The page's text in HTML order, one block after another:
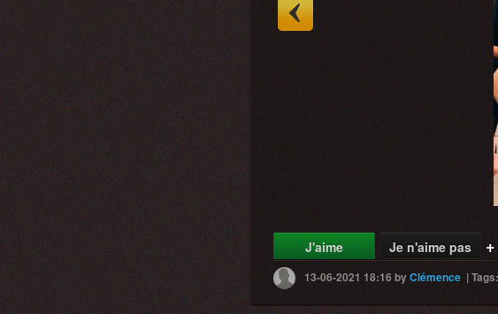
J'aime Je n'aime pas
13-06-2021 18:16byClémence |Tags: